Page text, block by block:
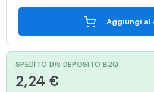
SPEDITO DA: DEPOSITO B2Q
2,24 €